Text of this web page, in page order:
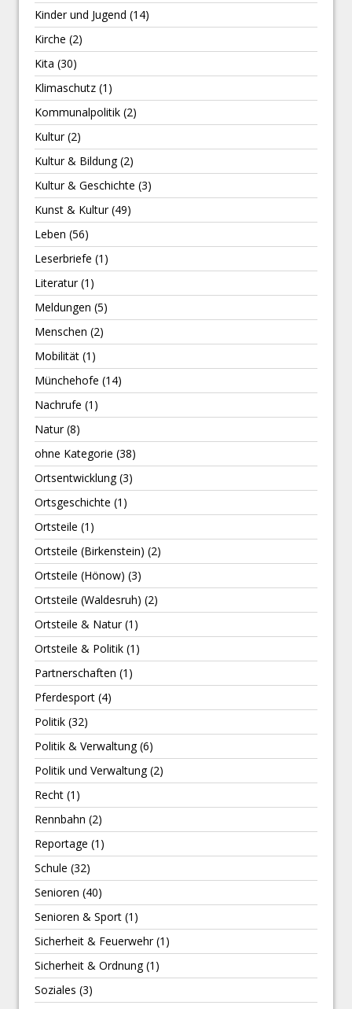
Kinder und Jugend (14)
Kirche (2)
Kita (30)
Klimaschutz (1)
Kommunalpolitik (2)
Kultur(2)
Kultur & Bildung(2)
Kultur & Geschichte (3)
Kunst & Kultur(49)
Leben (56)
Leserbriefe (1)
Literatur(1)
Meldungen (5)
Menschen (2)
Mobilität (1)
Münchehofe (14)
Nachrufe (1)
Natur(8)
ohne Kategorie (38)
Ortsentwicklung(3)
Ortsgeschichte (1)
Ortsteile (1)
Ortsteile (Birkenstein) (2)
Ortsteile (Hönow) (3)
Ortsteile (Waldesruh) (2)
Ortsteile & Natur(1)
Ortsteile & Politik (1)
Partnerschaften (1)
Pferdesport (4)
Politik (32)
Politik & Verwaltung(6)
Politik und Verwaltung(2)
Recht (1)
Rennbahn (2)
Reportage (1)
Schule (32)
Senioren (40)
Senioren & Sport (1)
Sicherheit & Feuerwehr(1)
Sicherheit & Ordnung(1)
Soziales (3)